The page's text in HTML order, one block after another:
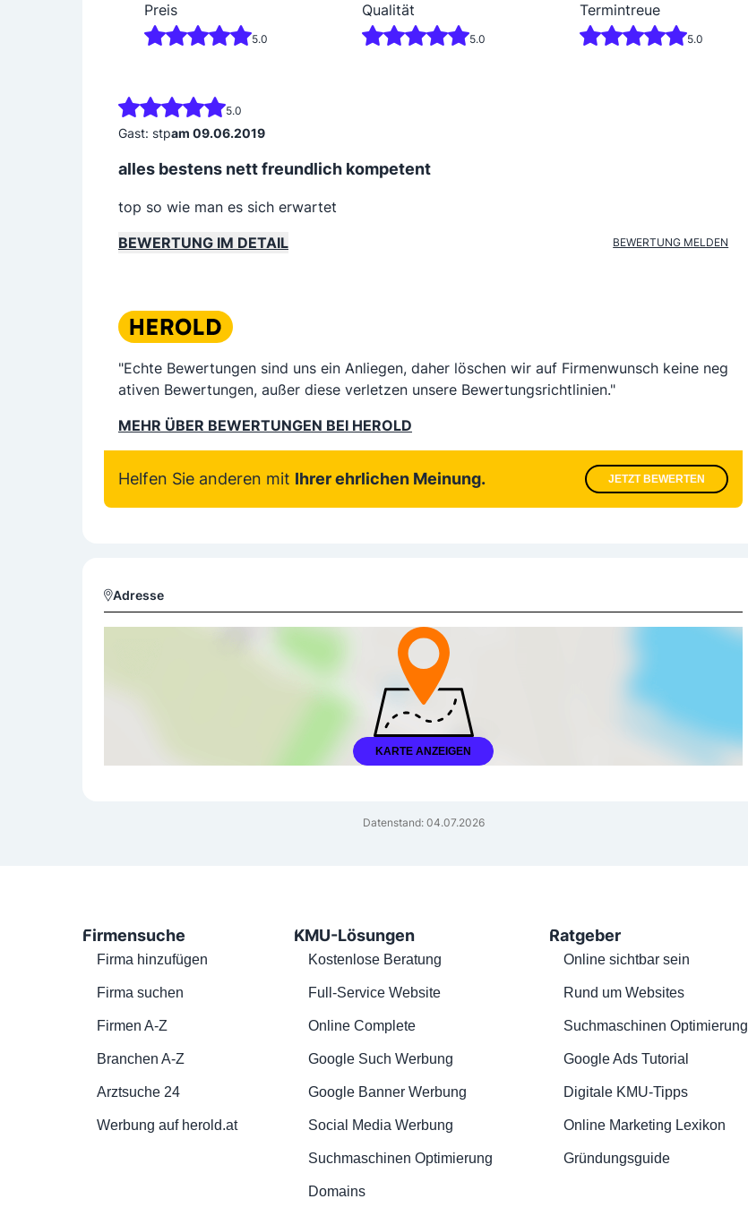
Preis
5.0
Qualität
5.0
Termintreue
5.0
5.0
Gast: stpam 09.06.2019
alles bestens nett freundlich kompetent
top so wie man es sich erwartet
BEWERTUNG IM DETAIL
BEWERTUNG MELDEN
"Echte Bewertungen sind uns ein Anliegen, daher löschen wir auf Firmenwunsch keine neg
ativen Bewertungen, außer diese verletzen unsere Bewertungsrichtlinien."
MEHR ÜBER BEWERTUNGEN BEI HEROLD
Helfen Sie anderen mit Ihrer ehrlichen Meinung. JETZT BEWERTEN
Adresse
KARTE ANZEIGEN
Datenstand: 04.07.2026
Firmensuche
Firma hinzufügen
Firma suchen
Firmen A-Z
Branchen A-Z
Arztsuche 24
Werbung auf herold.at
KMU-Lösungen
Kostenlose Beratung
Full-Service Website
Online Complete
Google Such Werbung
Google Banner Werbung
Social Media Werbung
Suchmaschinen Optimierung
Domains
Ratgeber
Online sichtbar sein
Rund um Websites
Suchmaschinen Optimierung
Google Ads Tutorial
Digitale KMU-Tipps
Online Marketing Lexikon
Gründungsguide